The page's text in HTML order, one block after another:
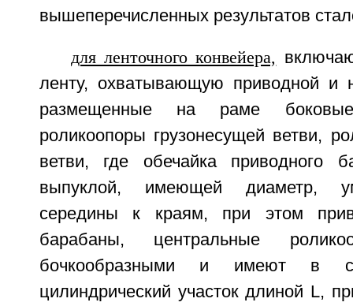
вышеперечисленных результатов
для ленточного конвейера,
ленту, охватывающую приводной и
размещенные на раме
роликоопоры грузонесущей ветви,
ветви, где обечайка приводного
выпуклой, имеющей диаметр,
середины к краям, при этом
барабаны, центральные
бочкообразными и имеют в
цилиндрический участок длиной L,